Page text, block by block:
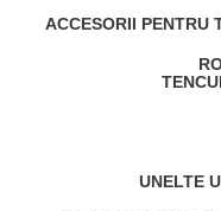
ACCESORII PENTRU
UNELTE